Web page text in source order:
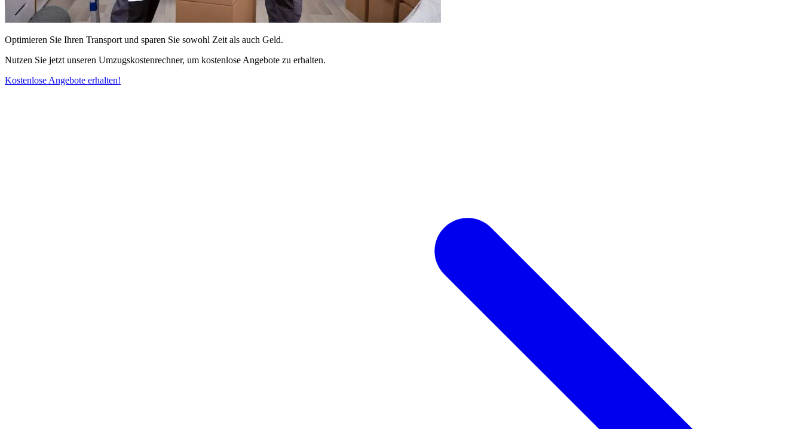
Optimieren Sie Ihren Transport und sparen Sie sowohl Zeit als auch Geld.
Nutzen Sie jetzt unseren Umzugskostenrechner, um kostenlose Angebote zu erhalten.
Kostenlose Angebote erhalten!